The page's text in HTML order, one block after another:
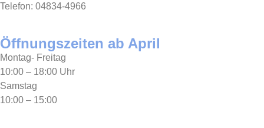
Telefon: 04834-4966
Öffnungszeiten ab April
Montag- Freitag
10:00 – 18:00 Uhr
Samstag
10:00 – 15:00